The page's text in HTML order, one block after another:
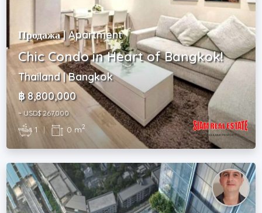
Продажа | Apartment
Chic Condo in Heart of Bangkok!
Thailand | Bangkok
฿ 8,800,000
~ USD$ 267,000
1 | 0 m2